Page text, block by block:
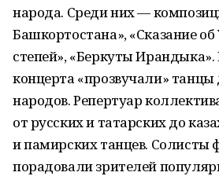
народа. Среди них —
Башкортостана», «Сказание об
степей», «Беркуты Ирандыка».
концерта «прозвучали»
народов. Репертуар
от русских и татарских до
и памирских танцев. Солисты
порадовали зрителей